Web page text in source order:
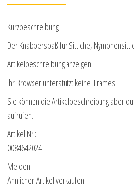
Kurzbeschreibung
Der Knabberspaß für Sittiche,
Artikelbeschreibung anzeigen
Ihr Browser unterstützt keine IFrames.
Sie können die Artikelbeschreibung aber
aufrufen.
Artikel Nr.:
0084642024
Melden |
Ähnlichen Artikel verkaufen